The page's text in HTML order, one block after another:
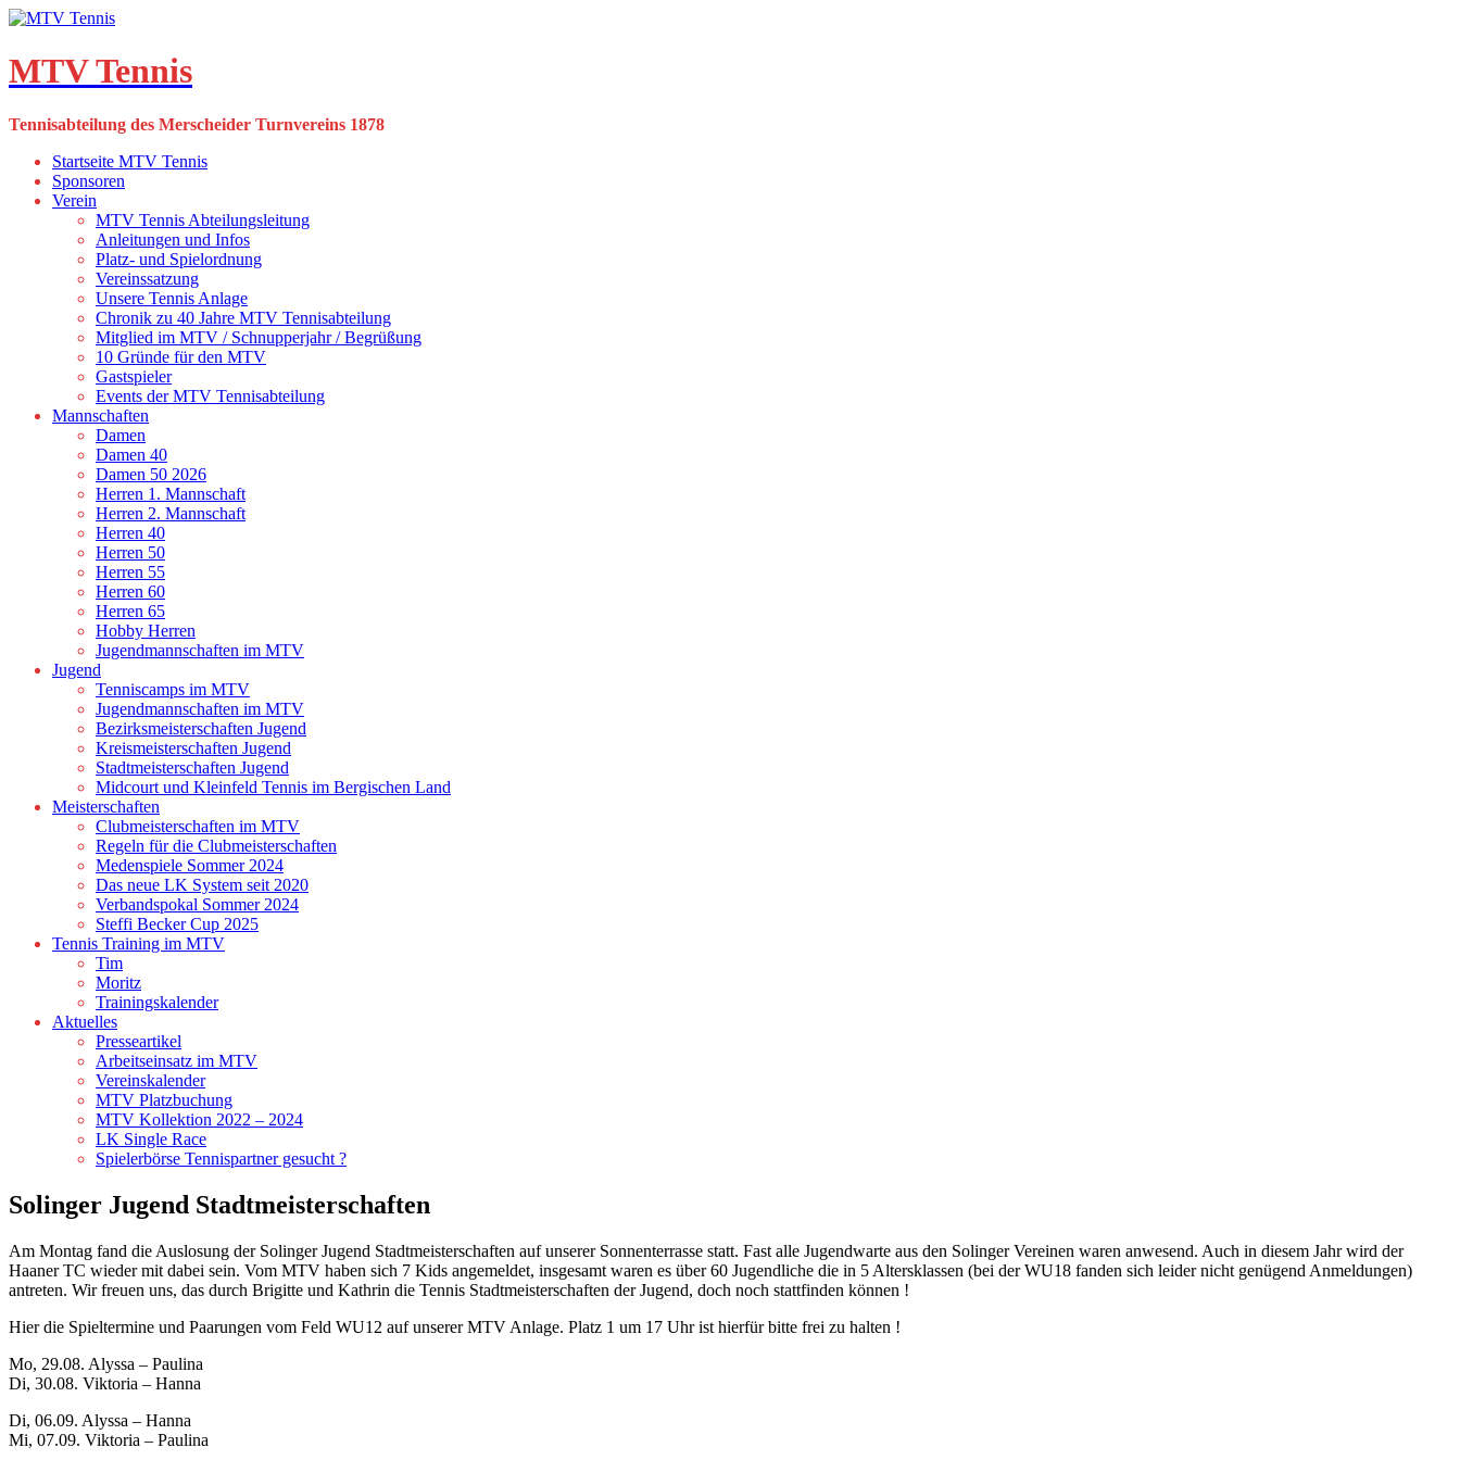
Skip
content
MTV Tennis
Tennisabteilung des Merscheider Turnvereins 1878
Startseite MTV Tennis
Sponsoren
Verein
MTV Tennis Abteilungsleitung
Anleitungen und Infos
Platz- und Spielordnung
Vereinssatzung
Unsere Tennis Anlage
Chronik zu 40 Jahre MTV Tennisabteilung
Mitglied im MTV / Schnupperjahr / Begrüßung
10 Gründe für den MTV
Gastspieler
Events der MTV Tennisabteilung
Mannschaften
Damen
Damen 40
Damen 50 2026
Herren 1. Mannschaft
Herren 2. Mannschaft
Herren 40
Herren 50
Herren 55
Herren 60
Herren 65
Hobby Herren
Jugendmannschaften im MTV
Jugend
Tenniscamps im MTV
Jugendmannschaften im MTV
Bezirksmeisterschaften Jugend
Kreismeisterschaften Jugend
Stadtmeisterschaften Jugend
Midcourt und Kleinfeld Tennis im Bergischen Land
Meisterschaften
Clubmeisterschaften im MTV
Regeln für die Clubmeisterschaften
Medenspiele Sommer 2024
Das neue LK System seit 2020
Verbandspokal Sommer 2024
Steffi Becker Cup 2025
Tennis Training im MTV
Tim
Moritz
Trainingskalender
Aktuelles
Presseartikel
Arbeitseinsatz im MTV
Vereinskalender
MTV Platzbuchung
MTV Kollektion 2022 – 2024
LK Single Race
Spielerbörse Tennispartner gesucht ?
Solinger Jugend Stadtmeisterschaften
Am Montag fand die Auslosung der Solinger Jugend Stadtmeisterschaften auf unserer Sonnenterrasse statt. Fast alle Jugendwarte aus den Solinger Vereinen waren anwesend. Auch in diesem Jahr wird der
Haaner TC wieder mit dabei sein. Vom MTV haben sich 7 Kids angemeldet, insgesamt waren es über 60 Jugendliche die in 5 Altersklassen (bei der WU18 fanden sich leider nicht genügend Anmeldungen)
antreten. Wir freuen uns, das durch Brigitte und Kathrin die Tennis Stadtmeisterschaften der Jugend, doch noch stattfinden können !
Hier die Spieltermine und Paarungen vom Feld WU12 auf unserer MTV Anlage. Platz 1 um 17 Uhr ist hierfür bitte frei zu halten !
Mo, 29.08. Alyssa – Paulina
Di, 30.08. Viktoria – Hanna
Di, 06.09. Alyssa – Hanna
Mi, 07.09. Viktoria – Paulina